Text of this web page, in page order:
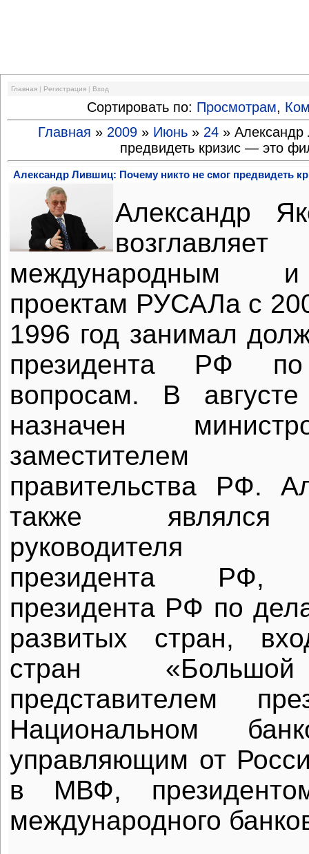
Главная | Регистрация | Вход
Сортировать по: Просмотрам,
Главная » 2009 » Июнь » 24 »
предвидеть кризис — это
Александр Лившиц: Почему никто не смог предвидеть
Александр
международным
проектам РУСАЛа с
1996 год занимал
президента РФ по
вопросам. В
назначен
заместителем
правительства РФ.
также являлся
руководителя
президента РФ,
президента РФ по
развитых стран,
стран
представителем
Национальном
управляющим от
в МВФ,
международного